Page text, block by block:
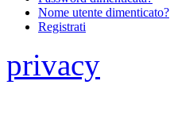
Nome utente dimenticato?
Registrati
privacy